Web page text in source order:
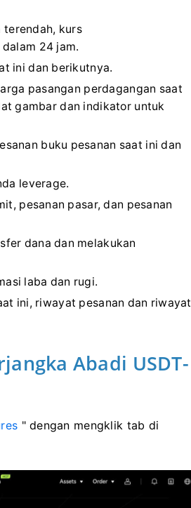
kurs
24 jam.
ini dan berikutnya.
pasangan perdagangan saat
gambar dan indikator untuk
buku pesanan saat ini dan
leverage.
pesanan pasar, dan pesanan
dana dan melakukan
laba dan rugi.
ini, riwayat pesanan dan riwayat
Abadi USDT-
" dengan mengklik tab di